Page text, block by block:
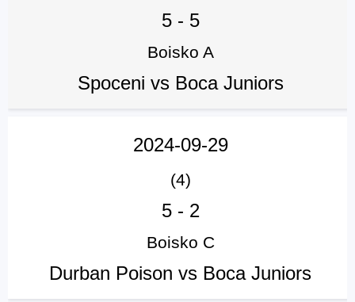
5- 5
Boisko A
Spoceni vs Boca Juniors
2024-09-29
(4)
5- 2
Boisko C
Durban Poison vs Boca Juniors